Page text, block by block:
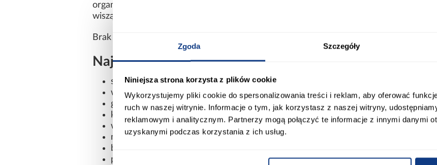
Zgoda Szczegóły
Niniejsza strona korzysta z plików cookie
Wykorzystujemy pliki cookie do spersonalizowania treści i reklam, aby oferować
ruch w naszej witrynie. Informacje o tym, jak korzystasz z naszej witryny,
reklamowym i analitycznym. Partnerzy mogą połączyć te informacje z innymi danymi
uzyskanymi podczas korzystania z ich usług.
organizację przechowywanych rzeczy. Głębokość 50 cm pozwala na
wiszących, jak i złożonych tekstyliów.
Brak lustra podkreśla minimalistyczny styl i sprawia, że bryła pozostaje spójna oraz
Najważniejsze cechy szafy Como 1-200
szerokość: 200 cm
wysokość: 245,5 cm
głębokość: 50 cm
kolor: biały ze złotymi detalami
wielodrzwiowa konstrukcja
matowe wykończenie frontów i korpusu
bez lustra
płyta wiórowa laminowana